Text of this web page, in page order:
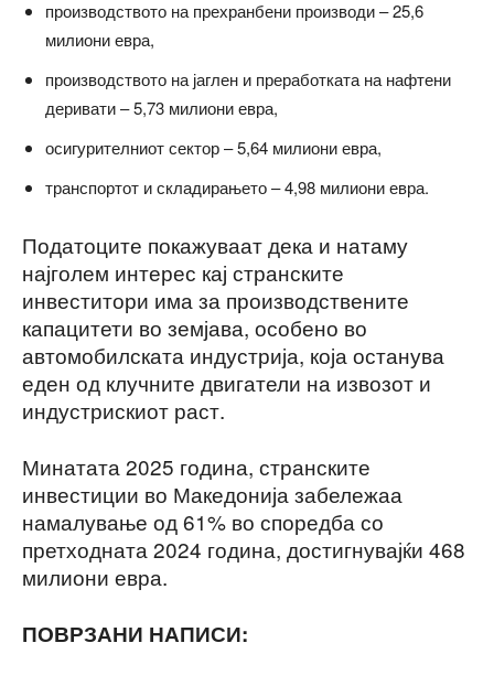
производството на прехранбени производи – 25,6
милиони евра,
производството на јаглен и преработката на нафтени
деривати – 5,73 милиони евра,
осигурителниот сектор – 5,64 милиони евра,
транспортот и складирањето – 4,98 милиони евра.
Податоците покажуваат дека и натаму
најголем интерес кај странските
инвеститори има за производствените
капацитети во земјава, особено во
автомобилската индустрија, која останува
еден од клучните двигатели на извозот и
индустрискиот раст.
Минатата 2025 година, странските
инвестиции во Македонија забележаа
намалување од 61% во споредба со
претходната 2024 година, достигнувајќи 468
милиони евра.
ПОВРЗАНИ НАПИСИ: